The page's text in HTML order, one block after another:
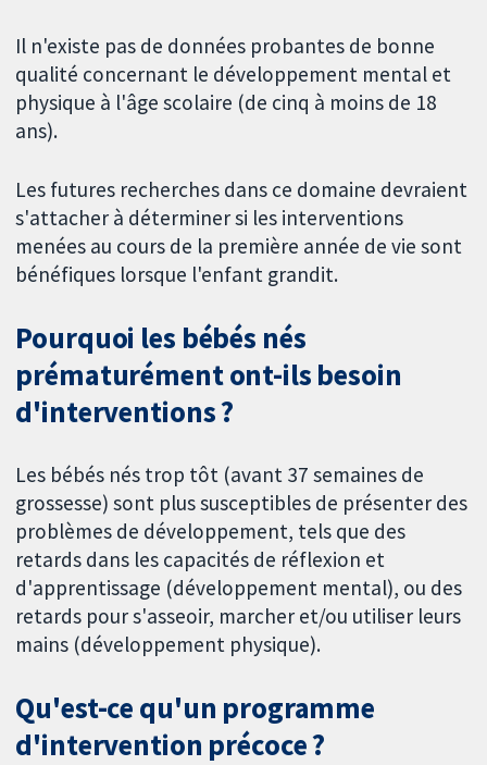
Il n'existe pas de données probantes de bonne
qualité concernant le développement mental et
physique à l'âge scolaire (de cinq à moins de 18
ans).
Les futures recherches dans ce domaine devraient
s'attacher à déterminer si les interventions
menées au cours de la première année de vie sont
bénéfiques lorsque l'enfant grandit.
Pourquoi les bébés nés
prématurément ont-ils besoin
d'interventions ?
Les bébés nés trop tôt (avant 37 semaines de
grossesse) sont plus susceptibles de présenter des
problèmes de développement, tels que des
retards dans les capacités de réflexion et
d'apprentissage (développement mental), ou des
retards pour s'asseoir, marcher et/ou utiliser leurs
mains (développement physique).
Qu'est-ce qu'un programme
d'intervention précoce ?